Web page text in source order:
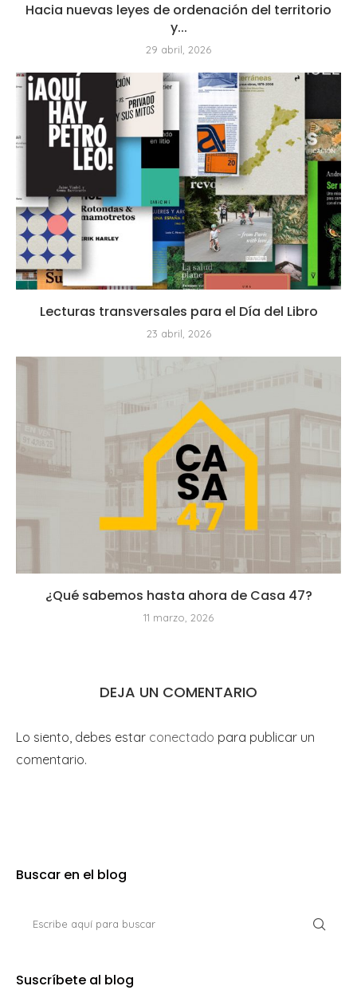
Hacia nuevas leyes de ordenación del territorio
y...
29 abril, 2026
Lecturas transversales para el Día del Libro
23 abril, 2026
¿Qué sabemos hasta ahora de Casa 47?
11 marzo, 2026
DEJA UN COMENTARIO
Lo siento, debes estar conectado para publicar un
comentario.
Buscar en el blog
Suscríbete al blog